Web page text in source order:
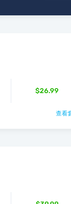
$26.99
查看